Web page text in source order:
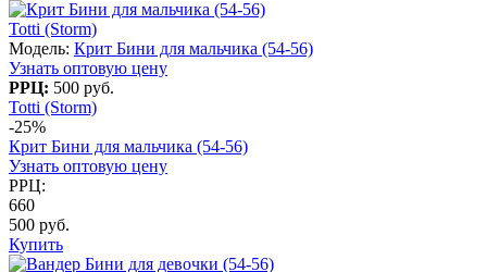
Totti (Storm)
Модель: Крит Бини для мальчика (54-56)
Узнать оптовую цену
РРЦ: 500 руб.
Totti (Storm)
-25%
Крит Бини для мальчика (54-56)
Узнать оптовую цену
РРЦ:
660
500 руб.
Купить